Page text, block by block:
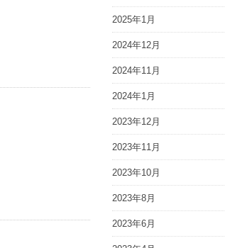
2025年1月
2024年12月
2024年11月
2024年1月
2023年12月
2023年11月
2023年10月
2023年8月
2023年6月